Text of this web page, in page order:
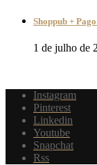
Shoppub +
1 de julho de
Instagram
Pinterest
Linkedin
Youtube
Snapchat
Rss